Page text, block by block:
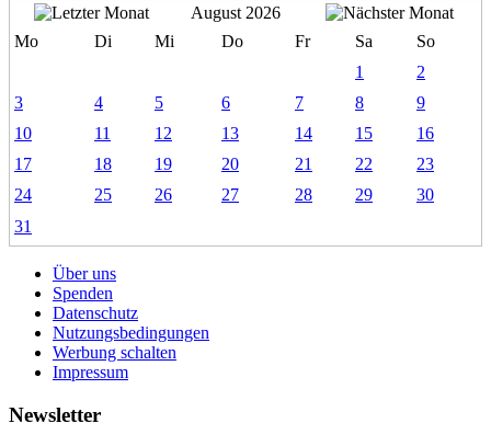
August 2026
Mo
Di Mi Do Fr Sa
So
1
2
3
4 5 6 7 8
9
10
11 12 13 14 15
16
17
18 19 20 21 22
23
24
25 26 27 28 29
30
31
Über uns
Spenden
Datenschutz
Nutzungsbedingungen
Werbung schalten
Impressum
Newsletter